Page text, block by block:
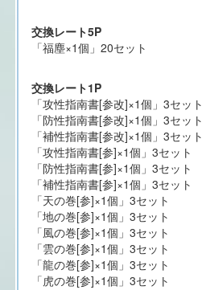
交換レート5P
「福塵×1個」20セット
交換レート1P
「攻性指南書[参改]×1個」3セット
「防性指南書[参改]×1個」3セット
「補性指南書[参改]×1個」3セット
「攻性指南書[参]×1個」3セット
「防性指南書[参]×1個」3セット
「補性指南書[参]×1個」3セット
「天の巻[参]×1個」3セット
「地の巻[参]×1個」3セット
「風の巻[参]×1個」3セット
「雲の巻[参]×1個」3セット
「龍の巻[参]×1個」3セット
「虎の巻[参]×1個」3セット